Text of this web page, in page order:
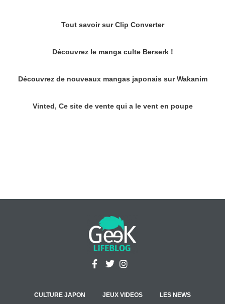
Tout savoir sur Clip Converter
Découvrez le manga culte Berserk !
Découvrez de nouveaux mangas japonais sur Wakanim
Vinted, Ce site de vente qui a le vent en poupe
CULTURE JAPON JEUX VIDEOS LES NEWS